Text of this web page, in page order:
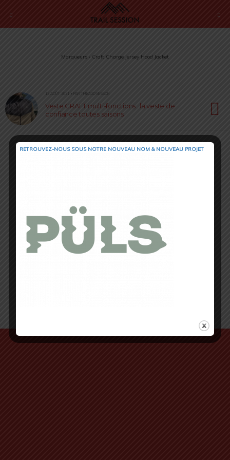
Marqueurs › Craft Charge Jersey Hood Jacket
12 AOÛT 2021 • PAR THIBAUD BESSON
Veste CRAFT multi-fonctions : la veste de
confiance toutes saisons
RETROUVEZ-NOUS SOUS NOTRE NOUVEAU NOM & NOUVEAU PROJET